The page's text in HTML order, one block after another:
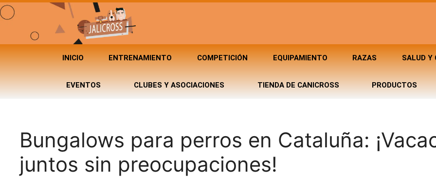
INICIO ENTRENAMIENTO COMPETICIÓN EQUIPAMIENTO RAZAS SALUD Y
EVENTOS CLUBES Y ASOCIACIONES TIENDA DE CANICROSS PRODUCTOS
Bungalows para perros en Cataluña:
juntos sin preocupaciones!